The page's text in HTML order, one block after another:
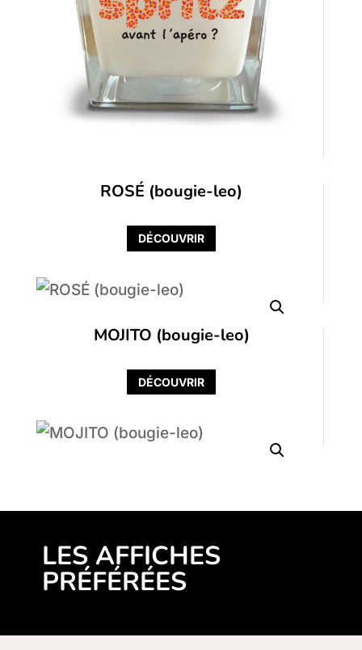
ROSÉ (bougie-leo)
DÉCOUVRIR
MOJITO (bougie-leo)
DÉCOUVRIR
LES AFFICHES
PRÉFÉRÉES